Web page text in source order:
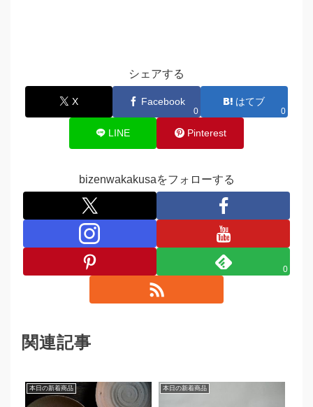
シェアする
X Facebook
0
はてブ
0
LINE Pinterest
bizenwakakusaをフォローする
0
関連記事
本日の新着商品 本日の新着商品